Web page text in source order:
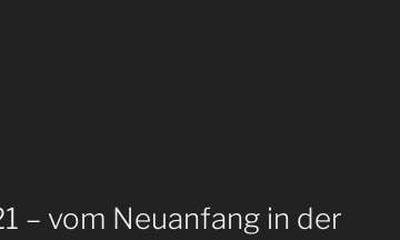
– vom Neuanfang in der